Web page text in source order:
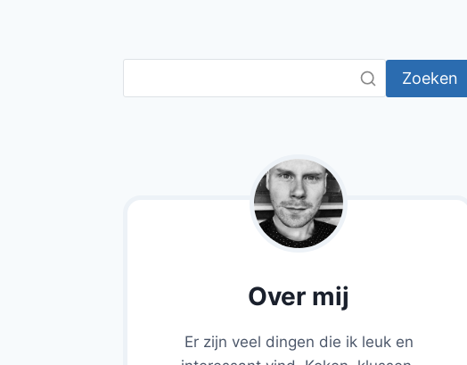
Zoeken
Over mij
Er zijn veel dingen die ik leuk en